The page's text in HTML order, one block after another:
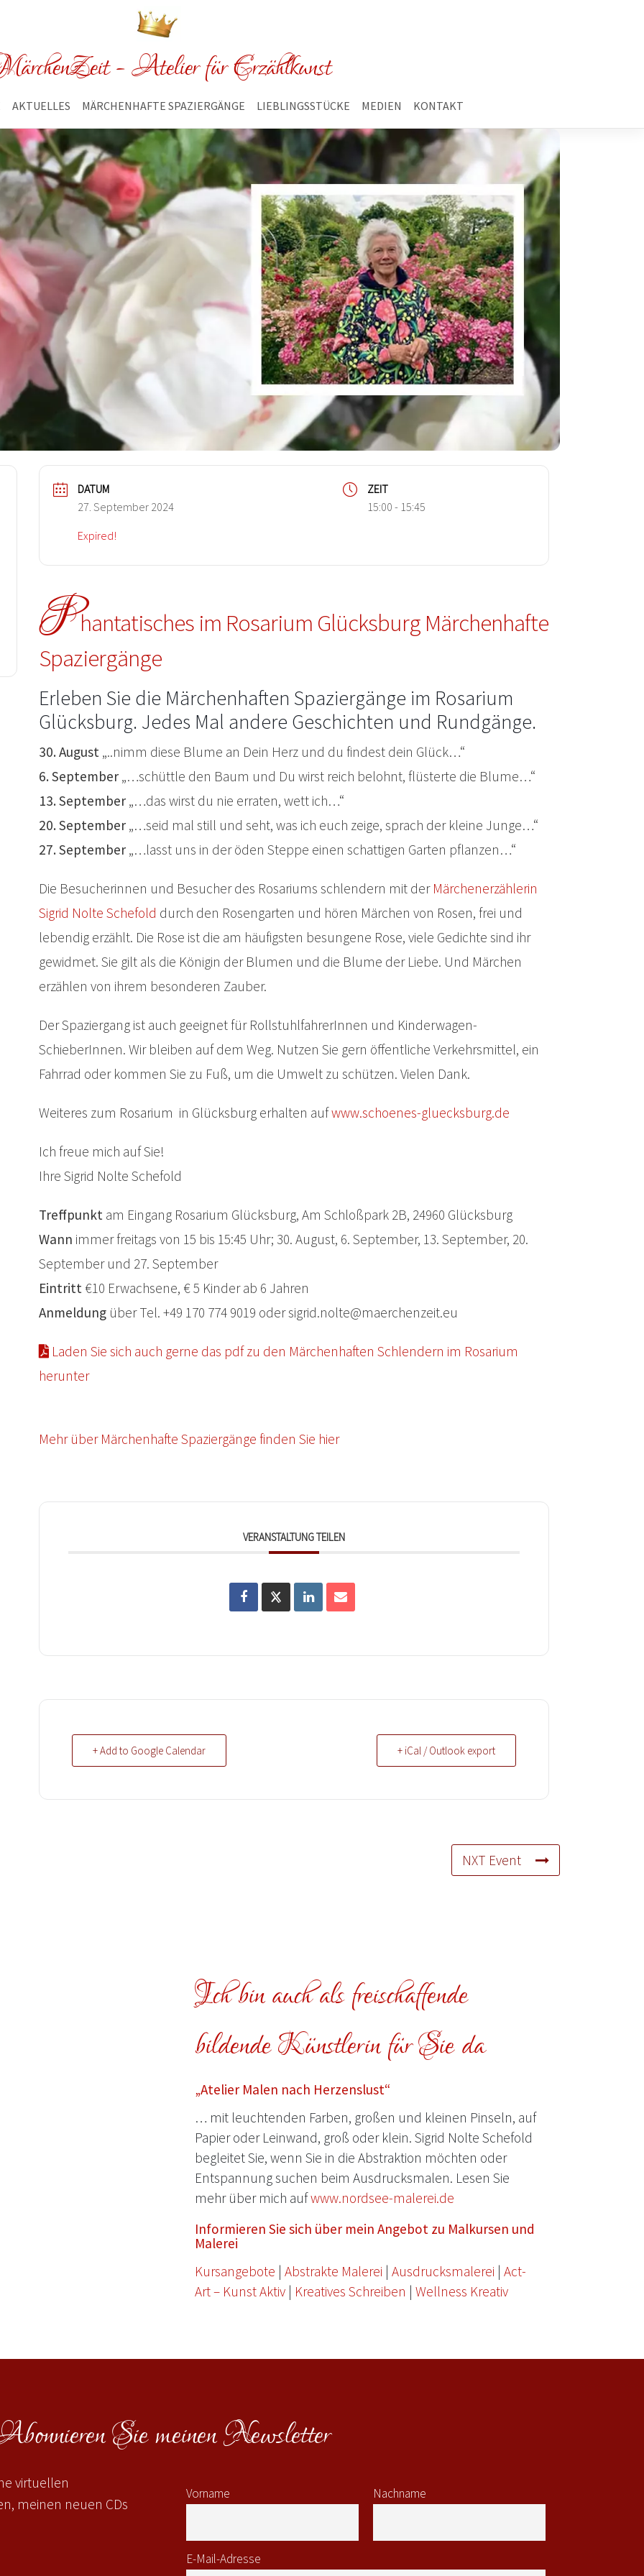
- Atelier für Erzählkunst
AKTUELLES MÄRCHENHAFTE SPAZIERGÄNGE LIEBLINGSSTÜCKE MEDIEN KONTAKT
DATUM
27. September 2024
Expired!
ZEIT
15:00 - 15:45
Phantatisches im Rosarium Glücksburg Märchenhafte
Spaziergänge
Erleben Sie die Märchenhaften Spaziergänge im Rosarium
Glücksburg. Jedes Mal andere Geschichten und Rundgänge.
30. August „..nimm diese Blume an Dein Herz und du findest dein Glück…“
6. September „…schüttle den Baum und Du wirst reich belohnt, flüsterte die Blume…“
13. September „…das wirst du nie erraten, wett ich…“
20. September „…seid mal still und seht, was ich euch zeige, sprach der kleine Junge…“
27. September „…lasst uns in der öden Steppe einen schattigen Garten pflanzen…“
Die Besucherinnen und Besucher des Rosariums schlendern mit der Märchenerzählerin
Sigrid Nolte Schefold durch den Rosengarten und hören Märchen von Rosen, frei und
lebendig erzählt. Die Rose ist die am häufigsten besungene Rose, viele Gedichte sind ihr
gewidmet. Sie gilt als die Königin der Blumen und die Blume der Liebe. Und Märchen
erzählen von ihrem besonderen Zauber.
Der Spaziergang ist auch geeignet für RollstuhlfahrerInnen und Kinderwagen-
SchieberInnen. Wir bleiben auf dem Weg. Nutzen Sie gern öffentliche Verkehrsmittel, ein
Fahrrad oder kommen Sie zu Fuß, um die Umwelt zu schützen. Vielen Dank.
Weiteres zum Rosarium in Glücksburg erhalten aufwww.schoenes-gluecksburg.de
Ich freue mich auf Sie!
Ihre Sigrid Nolte Schefold
Treffpunkt am Eingang Rosarium Glücksburg, Am Schloßpark 2B, 24960 Glücksburg
Wann immer freitags von 15 bis 15:45 Uhr; 30. August, 6. September, 13. September, 20.
September und 27. September
Eintritt €10 Erwachsene, € 5 Kinder ab 6 Jahren
Anmeldung über Tel. +49 170 774 9019 oder sigrid.nolte@maerchenzeit.eu
Laden Sie sich auch gerne das pdf zu den Märchenhaften Schlendern im Rosarium
herunter
Mehr über Märchenhafte Spaziergänge finden Sie hier
VERANSTALTUNG TEILEN
+ Add to Google Calendar + iCal / Outlook export
NXT Event
Ich bin auch als freischaffende
bildende Künstlerin für Sie da
„Atelier Malen nach Herzenslust“
… mit leuchtenden Farben, großen und kleinen Pinseln, auf
Papier oder Leinwand, groß oder klein. Sigrid Nolte Schefold
begleitet Sie, wenn Sie in die Abstraktion möchten oder
Entspannung suchen beim Ausdrucksmalen. Lesen Sie
mehr über mich aufwww.nordsee-malerei.de
Informieren Sie sich über mein Angebot zu Malkursen und
Malerei
Kursangebote | Abstrakte Malerei | Ausdrucksmalerei | Act-
Art – Kunst Aktiv | Kreatives Schreiben | Wellness Kreativ
Sie meinen Newsletter
virtuellen
meinen neuen CDs
Vorname Nachname
E-Mail-Adresse